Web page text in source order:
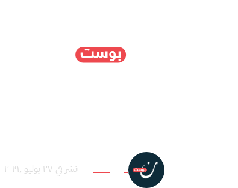
فريق التحرير نشر في ٢٧ يوليو ,٢٠١٩